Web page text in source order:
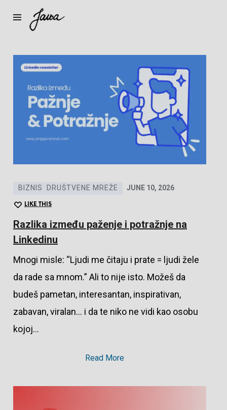
Janja
Razlika između paženje i potražnje na
Linkedinu
BIZNIS DRUŠTVENE MREŽE JUNE 10, 2026
LIKE THIS
Mnogi misle: “Ljudi me čitaju i prate = ljudi žele
da rade sa mnom.” Ali to nije isto. Možeš da
budeš pametan, interesantan, inspirativan,
zabavan, viralan… i da te niko ne vidi kao osobu
kojoj…
Read More